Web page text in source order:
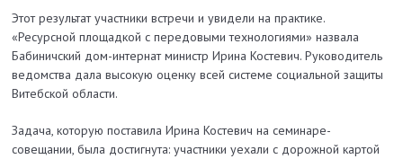
Этот результат участники встречи и увидели на практике.
«Ресурсной площадкой с передовыми технологиями» назвала
Бабиничский дом-интернат министр Ирина Костевич. Руководитель
ведомства дала высокую оценку всей системе социальной защиты
Витебской области.
Задача, которую поставила Ирина Костевич на семинаре-
совещании, была достигнута: участники уехали с дорожной картой